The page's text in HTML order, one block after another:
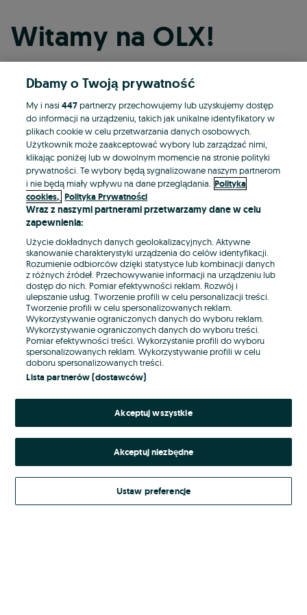
Witamy na OLX!
Kontynuuj przez Facebooka
Kontynuuj przez konto Apple
Kontynuuj przez konto Google
LUB
E-mail
Hasło
Nie pamiętasz hasła?
Zaloguj się
Kontynuując za pośrednictwem jednego z dostawców wskazanych powyżej,
Regulamin serwisuOLX.pl w jego aktualnym brzmieniu.
Dbamy o Twoją prywatność
My i nasi447partnerzy przechowujemy lub uzyskujemy dostęp
do informacji na urządzeniu, takich jak unikalne identyfikatory w
plikach cookie w celu przetwarzania danych osobowych.
Użytkownik może zaakceptować wybory lub zarządzać nimi,
klikając poniżej lub w dowolnym momencie na stronie polityki
prywatności. Te wybory będą sygnalizowane naszym partnerom
i nie będą miały wpływu na dane przeglądania. Polityka
cookies, Polityka Prywatności
Wraz z naszymi partnerami przetwarzamy dane w celu
zapewnienia:
Użycie dokładnych danych geolokalizacyjnych. Aktywne
skanowanie charakterystyki urządzenia do celów identyfikacji.
Rozumienie odbiorców dzięki statystyce lub kombinacji danych
z różnych źródeł. Przechowywanie informacji na urządzeniu lub
dostęp do nich. Pomiar efektywności reklam. Rozwój i
ulepszanie usług. Tworzenie profili w celu personalizacji treści.
Tworzenie profili w celu spersonalizowanych reklam.
Wykorzystywanie ograniczonych danych do wyboru reklam.
Wykorzystywanie ograniczonych danych do wyboru treści.
Pomiar efektywności treści. Wykorzystanie profili do wyboru
spersonalizowanych reklam. Wykorzystywanie profili w celu
doboru spersonalizowanych treści.
Lista partnerów (dostawców)
Akceptuj wszystkie
Akceptuj niezbędne
Ustaw preferencje